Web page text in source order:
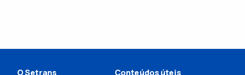
O Setrans Conteúdos úteis